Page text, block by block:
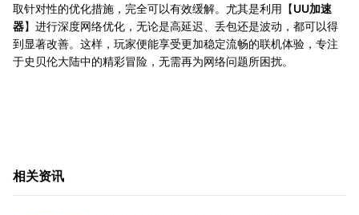
取针对性的优化措施，完全可以有效缓解。尤其是利用【UU加速
器】进行深度网络优化，无论是高延迟、丢包还是波动，都可以得
到显著改善。这样，玩家便能享受更加稳定流畅的联机体验，专注
于史贝伦大陆中的精彩冒险，无需再为网络问题所困扰。
相关资讯